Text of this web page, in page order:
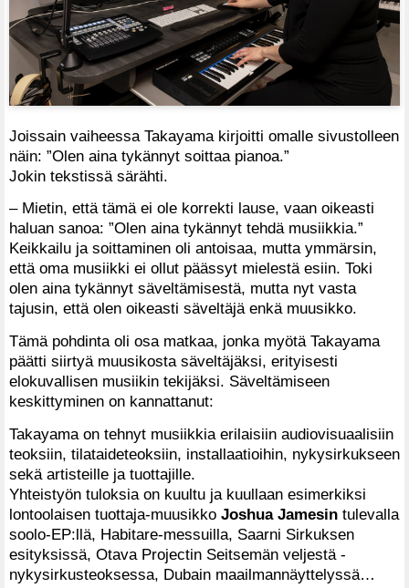
Joissain vaiheessa Takayama kirjoitti omalle sivustolleen
näin: ”Olen aina tykännyt soittaa pianoa.”
Jokin tekstissä särähti.
– Mietin, että tämä ei ole korrekti lause, vaan oikeasti
haluan sanoa: ”Olen aina tykännyt tehdä musiikkia.”
Keikkailu ja soittaminen oli antoisaa, mutta ymmärsin,
että oma musiikki ei ollut päässyt mielestä esiin. Toki
olen aina tykännyt säveltämisestä, mutta nyt vasta
tajusin, että olen oikeasti säveltäjä enkä muusikko.
Tämä pohdinta oli osa matkaa, jonka myötä Takayama
päätti siirtyä muusikosta säveltäjäksi, erityisesti
elokuvallisen musiikin tekijäksi. Säveltämiseen
keskittyminen on kannattanut:
Takayama on tehnyt musiikkia erilaisiin audiovisuaalisiin
teoksiin, tilataideteoksiin, installaatioihin, nykysirkukseen
sekä artisteille ja tuottajille.
Yhteistyön tuloksia on kuultu ja kuullaan esimerkiksi
lontoolaisen tuottaja-muusikko Joshua Jamesin tulevalla
soolo-EP:llä, Habitare-messuilla, Saarni Sirkuksen
esityksissä, Otava Projectin Seitsemän veljestä -
nykysirkusteoksessa, Dubain maailmannäyttelyssä…